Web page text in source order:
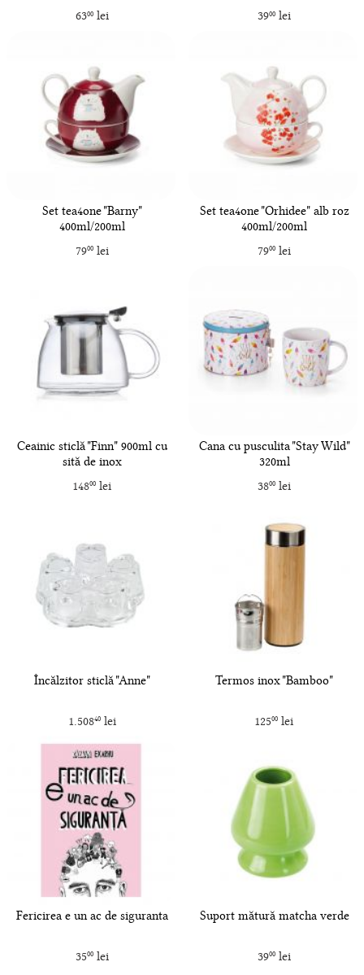
6300lei 3900lei
Set tea4one "Barny"
400ml/200ml
7900lei
Set tea4one "Orhidee" alb roz
400ml/200ml
7900lei
Ceainic sticlă "Finn" 900ml cu
sită de inox
14800 lei
Cana cu pusculita "Stay Wild"
320ml
3800lei
Încălzitor sticlă "Anne"
1.50840lei
Termos inox "Bamboo"
12500 lei
Fericirea e un ac de siguranta
3500lei
Suport mătură matcha verde
3900lei